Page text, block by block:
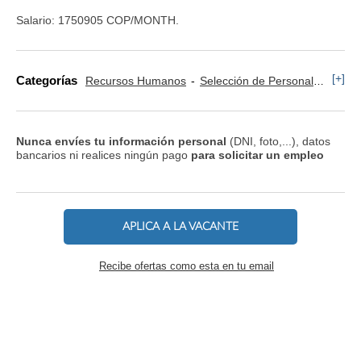
Salario: 1750905 COP/MONTH.
Categorías Recursos Humanos Selección de Personal [+]
Nunca envíes tu información personal (DNI, foto,...), datos
bancarios ni realices ningún pago para solicitar un empleo
APLICA A LA VACANTE
Recibe ofertas como esta en tu email